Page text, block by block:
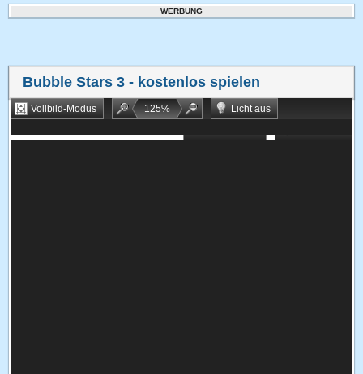
WERBUNG
Bubble Stars 3 - kostenlos spielen
Vollbild-Modus 125%
Licht aus